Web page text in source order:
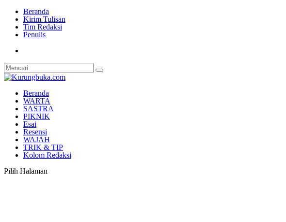
Beranda
Kirim Tulisan
Tim Redaksi
Penulis
Beranda
WARTA
SASTRA
PIKNIK
Esai
Resensi
WAJAH
TRIK & TIP
Kolom Redaksi
Pilih Halaman